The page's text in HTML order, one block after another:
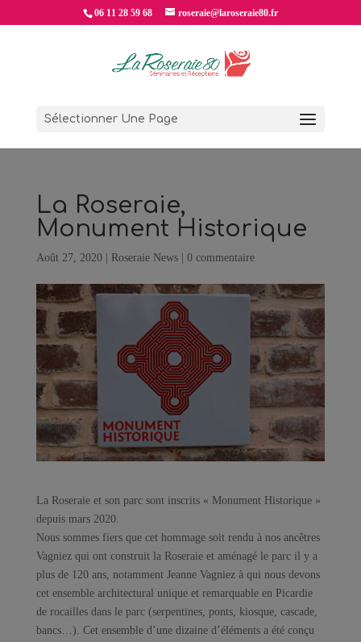
06 11 28 59 68 roseraie@laroseraie80.fr
Sélectionner Une Page
La Roseraie,
Monument Historique
Août 27, 2020| Roseraie News| 0 commentaire
La Roseraie et son parc sont inscrits « Monument Historique »
depuis mars 2020.
Nous sommes fiers que cet hommage soit rendu à nos ancêtres
Vagniez qui ont construit la Roseraie et aménagé le parc il y a
plus de 120 ans, notamment Jeanne Vagniez à qui nous devons
cet ensemble architectural unique et remarquable en Picardie
de rocailles dans le parc (serpentines, ponts, kiosque, cascade,
bancs…). Cet ensemble d’une dizaine d’éléments a été conçu